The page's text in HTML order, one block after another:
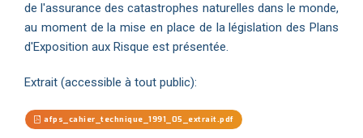
de l'assurance des catastrophes naturelles dans le monde,
au moment de la mise en place de la législation des Plans
d'Exposition aux Risque est présentée.
Extrait (accessible à tout public):
afps_cahier_technique_1991_05_extrait.pdf